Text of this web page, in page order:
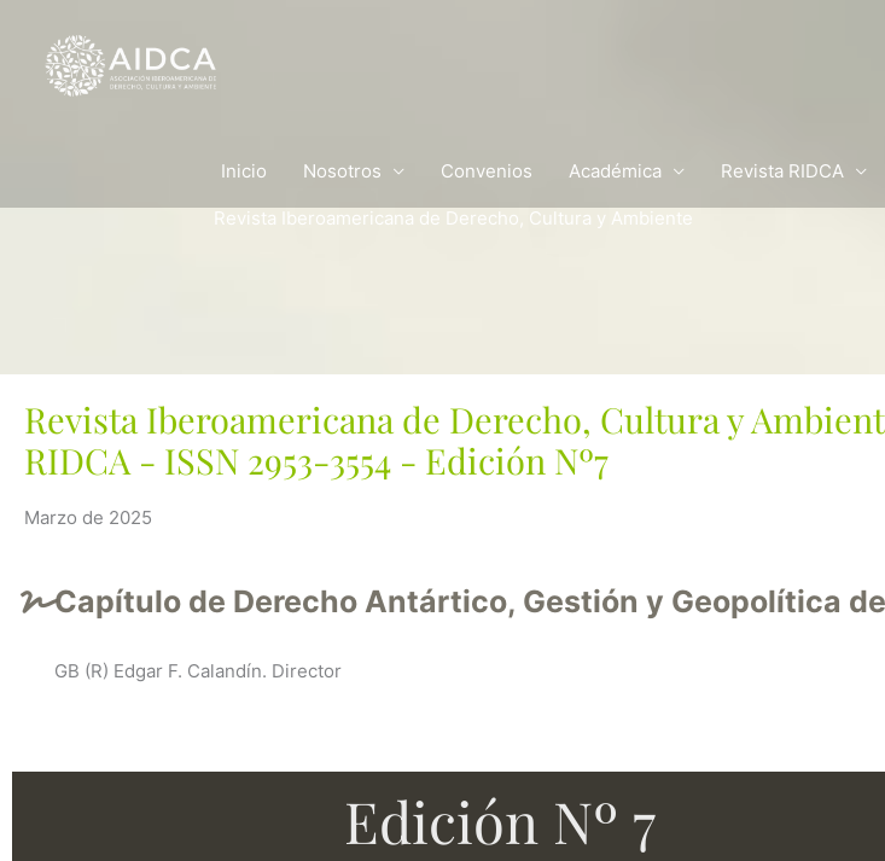
contenido
Inicio Nosotros Convenios Académica Revista RIDCA
Revista Iberoamericana de Derecho, Cultura y Ambiente
Revista Iberoamericana de Derecho, Cultura y
RIDCA - ISSN 2953-3554 - Edición Nº7
Marzo de 2025
Capítulo de Derecho Antártico, Gestión y Geopolítica
GB (R) Edgar F. Calandín. Director
Edición Nº 7